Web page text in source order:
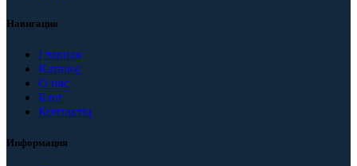
Навигация
Главная
Каталог
О нас
Блог
Контакты
Информация